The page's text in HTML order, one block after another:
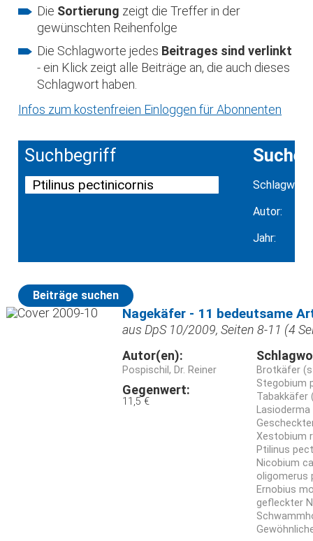
Die Sortierung zeigt die Treffer in der
gewünschten Reihenfolge
Die Schlagworte jedes Beitrages sind verlinkt
- ein Klick zeigt alle Beiträge an, die auch dieses
Schlagwort haben.
Infos zum kostenfreien Einloggen für Abonnenten
Suchbegriff Suche
Schlagwort:
Autor:
Jahr:
Beiträge suchen
Nagekäfer - 11 bedeutsame
aus DpS 10/2009, Seiten 8-11 (4
Autor(en):
Pospischil, Dr. Reiner
Gegenwert:
11,5 €
Brotkäfer
Stegobium
Tabakkäfer
Xestobium
Ptilinus
Nicobium
oligomerus
Ernobius
gefleckter